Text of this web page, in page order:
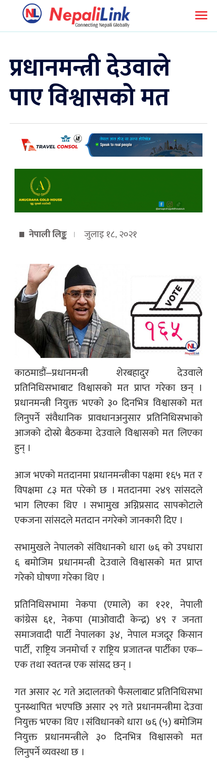
प्रधानमन्त्री देउवाले
पाए विश्वासको मत
नेपाली लिङ्क जुलाइ १८, २०२१
काठमाडौं–प्रधानमन्त्री शेरबहादुर देउवाले
प्रतिनिधिसभाबाट विश्वासको मत प्राप्त गरेका छन् ।
प्रधानमन्त्री नियुक्त भएको ३० दिनभित्र विश्वासको मत
लिनुपर्ने संवैधानिक प्रावधानअनुसार प्रतिनिधिसभाको
आजको दोस्रो बैठकमा देउवाले विश्वासको मत लिएका
हुन् ।
आज भएको मतदानमा प्रधानमन्त्रीका पक्षमा १६५ मत र
विपक्षमा ८३ मत परेको छ । मतदानमा २४९ सांसदले
भाग लिएका थिए । सभामुख अग्निप्रसाद सापकोटाले
एकजना सांसदले मतदान नगरेको जानकारी दिए ।
सभामुखले नेपालको संविधानको धारा ७६ को उपधारा
६ बमोजिम प्रधानमन्त्री देउवाले विश्वासको मत प्राप्त
गरेको घोषणा गरेका थिए ।
प्रतिनिधिसभामा नेकपा (एमाले) का १२१, नेपाली
कांग्रेस ६१, नेकपा (माओवादी केन्द्र) ४९ र जनता
समाजवादी पार्टी नेपालका ३४, नेपाल मजदूर किसान
पार्टी, राष्ट्रिय जनमोर्चा र राष्ट्रिय प्रजातन्त्र पार्टीका एक–
एक तथा स्वतन्त्र एक सांसद छन् ।
गत असार २८ गते अदालतको फैसलाबाट प्रतिनिधिसभा
पुनस्र्थापित भएपछि असार २९ गते प्रधानमन्त्रीमा देउवा
नियुक्त भएका थिए । संविधानको धारा ७६ (५) बमोजिम
नियुक्त प्रधानमन्त्रीले ३० दिनभित्र विश्वासको मत
लिनुपर्ने व्यवस्था छ ।